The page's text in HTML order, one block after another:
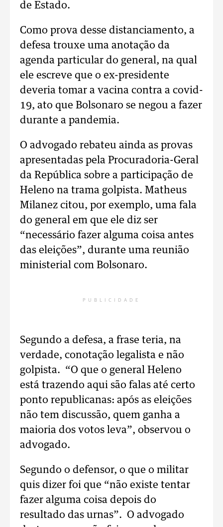
de Estado.
Como prova desse distanciamento, a
defesa trouxe uma anotação da
agenda particular do general, na qual
ele escreve que o ex-presidente
deveria tomar a vacina contra a covid-
19, ato que Bolsonaro se negou a fazer
durante a pandemia.
O advogado rebateu ainda as provas
apresentadas pela Procuradoria-Geral
da República sobre a participação de
Heleno na trama golpista. Matheus
Milanez citou, por exemplo, uma fala
do general em que ele diz ser
“necessário fazer alguma coisa antes
das eleições”, durante uma reunião
ministerial com Bolsonaro.
PUBLICIDADE
Segundo a defesa, a frase teria, na
verdade, conotação legalista e não
golpista. “O que o general Heleno
está trazendo aqui são falas até certo
ponto republicanas: após as eleições
não tem discussão, quem ganha a
maioria dos votos leva”, observou o
advogado.
Segundo o defensor, o que o militar
quis dizer foi que “não existe tentar
fazer alguma coisa depois do
resultado das urnas”. O advogado